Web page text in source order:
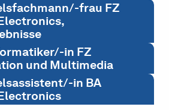
frau FZ
in FZ
und Multimedia
in BA